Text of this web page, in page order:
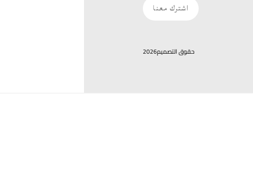
اشترك معنا
حقوق التصميم2026